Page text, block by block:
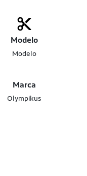
Modelo
Modelo
Marca
Olympikus